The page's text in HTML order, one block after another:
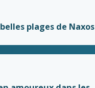
plages de Naxos